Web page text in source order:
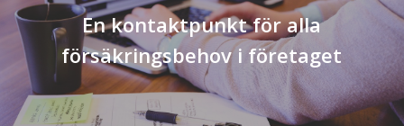
En kontaktpunkt för alla
försäkringsbehov i företaget